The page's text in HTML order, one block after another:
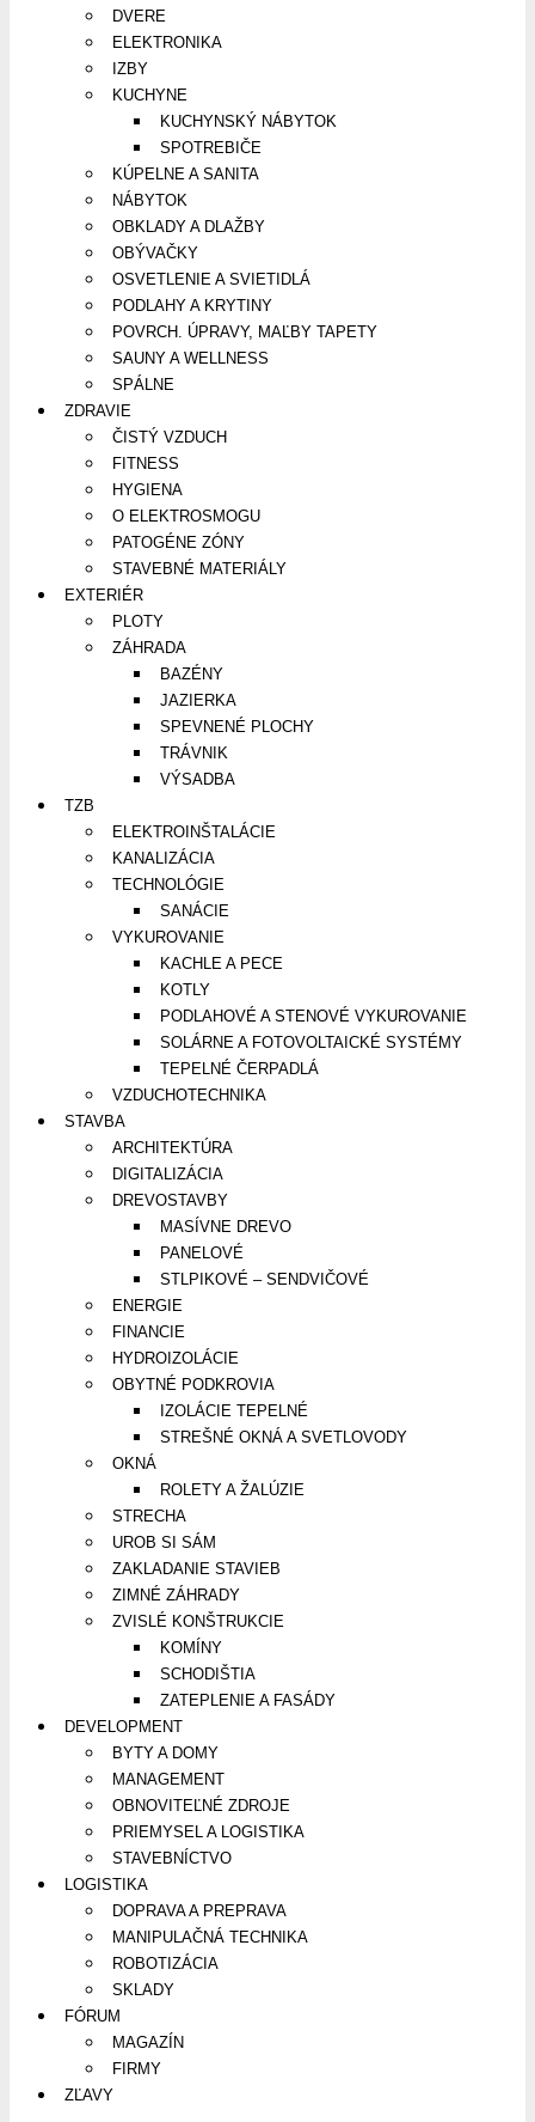
DVERE
ELEKTRONIKA
IZBY
KUCHYNE
KUCHYNSKÝ NÁBYTOK
SPOTREBIČE
KÚPELNE A SANITA
NÁBYTOK
OBKLADY A DLAŽBY
OBÝVAČKY
OSVETLENIE A SVIETIDLÁ
PODLAHY A KRYTINY
POVRCH. ÚPRAVY, MAĽBY TAPETY
SAUNY A WELLNESS
SPÁLNE
ZDRAVIE
ČISTÝ VZDUCH
FITNESS
HYGIENA
O ELEKTROSMOGU
PATOGÉNE ZÓNY
STAVEBNÉ MATERIÁLY
EXTERIÉR
PLOTY
ZÁHRADA
BAZÉNY
JAZIERKA
SPEVNENÉ PLOCHY
TRÁVNIK
VÝSADBA
TZB
ELEKTROINŠTALÁCIE
KANALIZÁCIA
TECHNOLÓGIE
SANÁCIE
VYKUROVANIE
KACHLE A PECE
KOTLY
PODLAHOVÉ A STENOVÉ VYKUROVANIE
SOLÁRNE A FOTOVOLTAICKÉ SYSTÉMY
TEPELNÉ ČERPADLÁ
VZDUCHOTECHNIKA
STAVBA
ARCHITEKTÚRA
DIGITALIZÁCIA
DREVOSTAVBY
MASÍVNE DREVO
PANELOVÉ
STLPIKOVÉ – SENDVIČOVÉ
ENERGIE
FINANCIE
HYDROIZOLÁCIE
OBYTNÉ PODKROVIA
IZOLÁCIE TEPELNÉ
STREŠNÉ OKNÁ A SVETLOVODY
OKNÁ
ROLETY A ŽALÚZIE
STRECHA
UROB SI SÁM
ZAKLADANIE STAVIEB
ZIMNÉ ZÁHRADY
ZVISLÉ KONŠTRUKCIE
KOMÍNY
SCHODIŠTIA
ZATEPLENIE A FASÁDY
DEVELOPMENT
BYTY A DOMY
MANAGEMENT
OBNOVITEĽNÉ ZDROJE
PRIEMYSEL A LOGISTIKA
STAVEBNÍCTVO
LOGISTIKA
DOPRAVA A PREPRAVA
MANIPULAČNÁ TECHNIKA
ROBOTIZÁCIA
SKLADY
FÓRUM
MAGAZÍN
FIRMY
ZĽAVY